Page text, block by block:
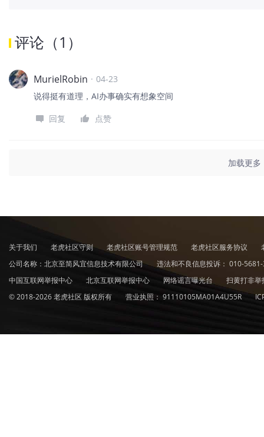
评论 （1 ）
MurielRobin · 04-23
说得挺有道理，AI办事确实有想象空间
回复
点赞
加载更多
关于我们 老虎社区守则 老虎社区账号管理规范 老虎社区服务协议
公司名称：北京至简风宜信息技术有限公司
违法和不良信息投诉： 010-
中国互联网举报中心
北京互联网举报中心 网络谣言曝光台
扫黄打非
© 2018-2026 老虎社区 版权所有
营业执照： 91110105MA01A4U55R